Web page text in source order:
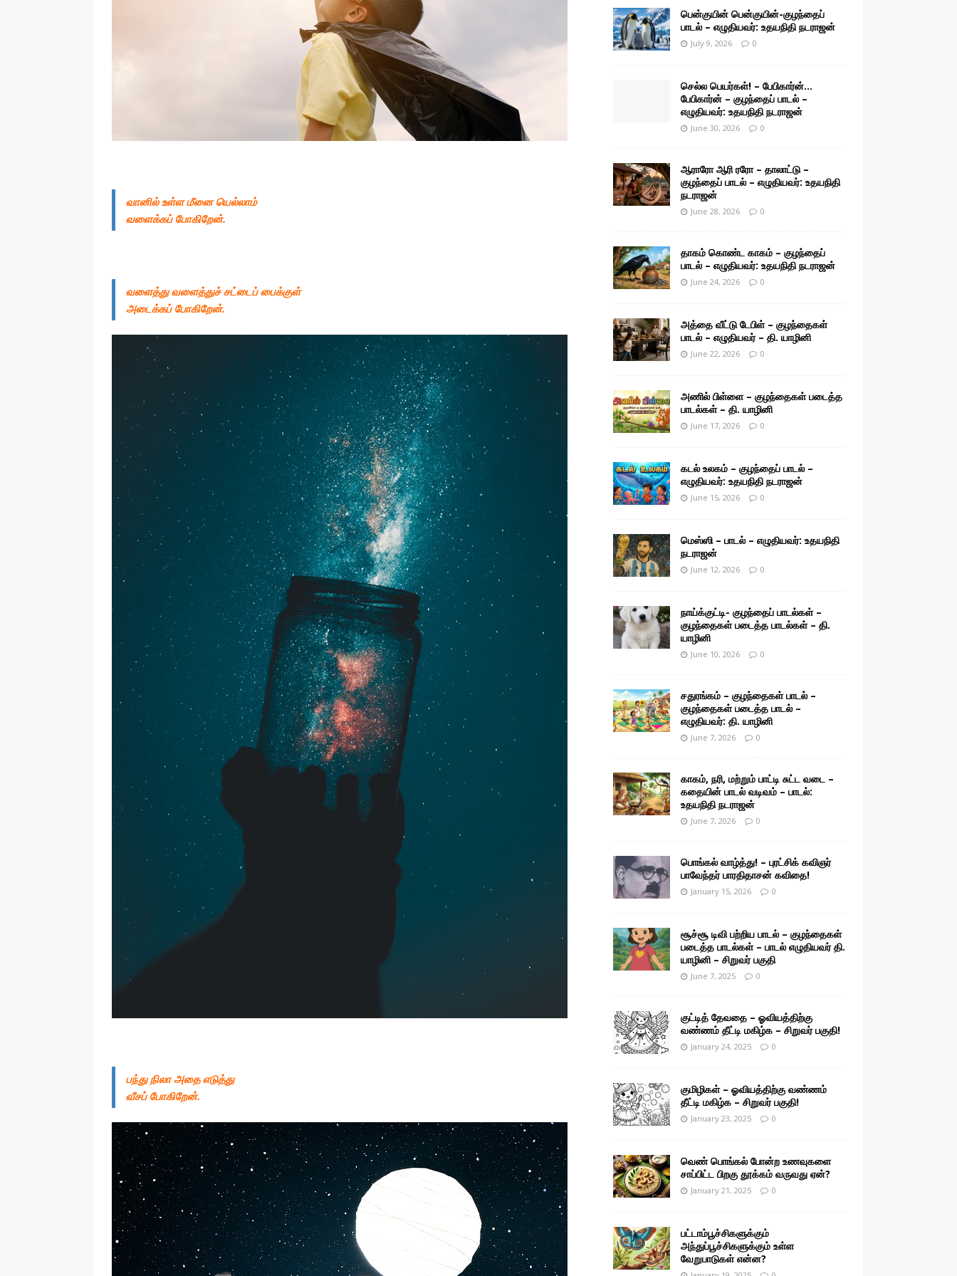
வானில் உள்ள மீனை யெல்லாம்
வளைக்கப் போகிறேன்.
வளைத்து வளைத்துச் சட்டைப் பைக்குள்
அடைக்கப் போகிறேன்.
பந்து நிலா அதை எடுத்து
வீசப் போகிறேன்.
பென்குயின் பென்குயின்-குழந்தைப்
பாடல் – எழுதியவர்: உதயநிதி நடராஜன்
July 9, 2026 0
செல்ல பெயர்கள்! – பேபிகார்ன்…
பேபிகார்ன் – குழந்தைப் பாடல் –
எழுதியவர்: உதயநிதி நடராஜன்
June 30, 2026 0
ஆராரோ ஆரி ரரோ – தாலாட்டு –
குழந்தைப் பாடல் – எழுதியவர்: உதயநிதி
நடராஜன்
June 28, 2026 0
தாகம் கொண்ட காகம் – குழந்தைப்
பாடல் – எழுதியவர்: உதயநிதி நடராஜன்
June 24, 2026 0
அத்தை வீட்டு டேபிள் – குழந்தைகள்
பாடல் – எழுதியவர் – தி. யாழினி
June 22, 2026 0
அணில் பிள்ளை – குழந்தைகள் படைத்த
பாடல்கள் – தி. யாழினி
June 17, 2026 0
கடல் உலகம் – குழந்தைப் பாடல் –
எழுதியவர்: உதயநிதி நடராஜன்
June 15, 2026 0
மெஸ்ஸி – பாடல் – எழுதியவர்: உதயநிதி
நடராஜன்
June 12, 2026 0
நாய்க்குட்டி- குழந்தைப் பாடல்கள் –
குழந்தைகள் படைத்த பாடல்கள் – தி.
யாழினி
June 10, 2026 0
சதுரங்கம் – குழந்தைகள் பாடல் –
குழந்தைகள் படைத்த பாடல் –
எழுதியவர்: தி. யாழினி
June 7, 2026 0
காகம், நரி, மற்றும் பாட்டி சுட்ட வடை –
கதையின் பாடல் வடிவம் – பாடல்:
உதயநிதி நடராஜன்
June 7, 2026 0
பொங்கல் வாழ்த்து! – புரட்சிக் கவிஞர்
பாவேந்தர் பாரதிதாசன் கவிதை!
January 15, 2026 0
சூச்சூ டிவி பற்றிய பாடல் – குழந்தைகள்
படைத்த பாடல்கள் – பாடல் எழுதியவர் தி.
யாழினி – சிறுவர் பகுதி
June 7, 2025 0
குட்டித் தேவதை – ஓவியத்திற்கு
வண்ணம் தீட்டி மகிழ்க – சிறுவர் பகுதி!
January 24, 2025 0
குமிழிகள் – ஓவியத்திற்கு வண்ணம்
தீட்டி மகிழ்க – சிறுவர் பகுதி!
January 23, 2025 0
வெண் பொங்கல் போன்ற உணவுகளை
சாப்பிட்ட பிறகு தூக்கம் வருவது ஏன்?
January 21, 2025 0
பட்டாம்பூச்சிகளுக்கும்
அந்துப்பூச்சிகளுக்கும் உள்ள
வேறுபாடுகள் என்ன?